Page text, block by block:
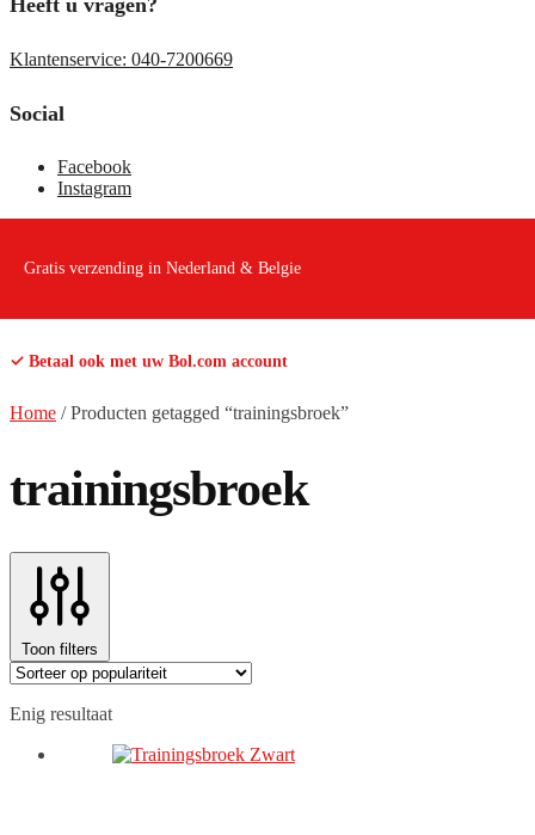
Klantenservice: 040-7200669
Social
Facebook
Instagram
Gratis verzending in Nederland & Belgie
✓ Betaal ook met uw Bol.com account
Home /Producten getagged “trainingsbroek”
trainingsbroek
Toon filters
Enig resultaat